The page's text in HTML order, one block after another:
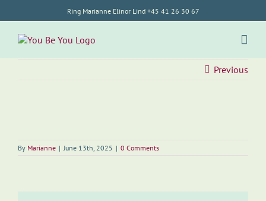
Ring Marianne Elinor Lind +45 41 26 30 67
Previous
By Marianne | June 13th, 2025 | 0 Comments